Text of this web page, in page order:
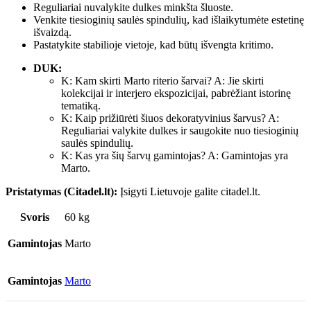
Reguliariai nuvalykite dulkes minkšta šluoste.
Venkite tiesioginių saulės spindulių, kad išlaikytumėte estetinę
išvaizdą.
Pastatykite stabilioje vietoje, kad būtų išvengta kritimo.
DUK:
K: Kam skirti Marto riterio šarvai? A: Jie skirti
kolekcijai ir interjero ekspozicijai, pabrėžiant istorinę
tematiką.
K: Kaip prižiūrėti šiuos dekoratyvinius šarvus? A:
Reguliariai valykite dulkes ir saugokite nuo tiesioginių
saulės spindulių.
K: Kas yra šių šarvų gamintojas? A: Gamintojas yra
Marto.
Pristatymas (Citadel.lt): Įsigyti Lietuvoje galite citadel.lt.
Svoris 60 kg
Gamintojas Marto
Gamintojas Marto